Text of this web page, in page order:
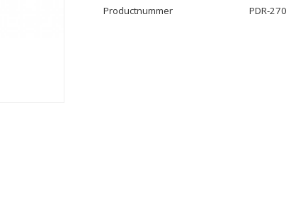
Productnummer
PDR-270